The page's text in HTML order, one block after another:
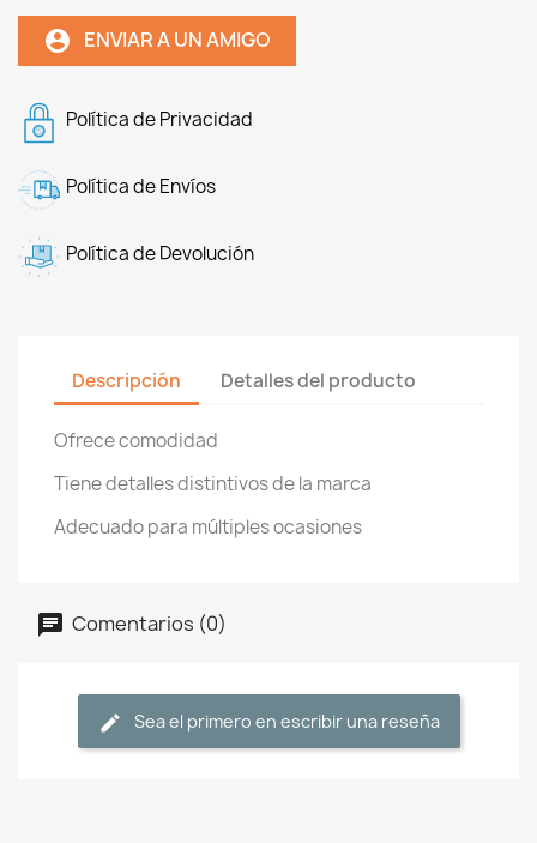
account_circle ENVIAR A UN AMIGO
Política de Privacidad
Política de Envíos
Política de Devolución
Descripción Detalles del producto
Ofrece comodidad
Tiene detalles distintivos de la marca
Adecuado para múltiples ocasiones
Comentarios (0)
Sea el primero en escribir una reseña